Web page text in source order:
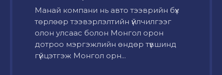
Mанай компани нь авто тээврийн бүх
төрлөөр тээвэрлэлтийн үйлчилгээг
олон улсаас болон Монгол орон
дотроо мэргэжлийн өндөр түвшинд
гүйцэтгэж Монгол орн...